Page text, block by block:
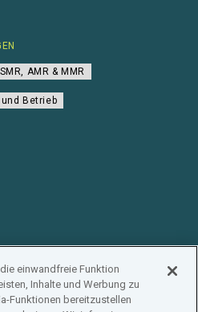
SMR, AMR & MMR
und Betrieb
einwandfreie Funktion
Inhalte und Werbung zu
Funktionen bereitzustellen